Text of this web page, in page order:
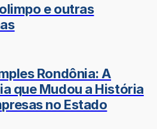
e outras
Rondônia: A
que Mudou a História
no Estado